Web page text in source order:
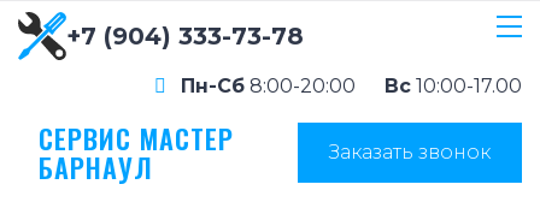
+7 (904) 333-73-78
Пн-Сб 8:00-20:00 Вс 10:00-17.00
СЕРВИС МАСТЕР
БАРНАУЛ Заказать звонок